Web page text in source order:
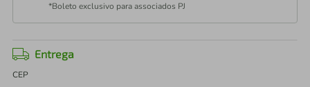
*Boleto exclusivo para associados PJ
Entrega
CEP